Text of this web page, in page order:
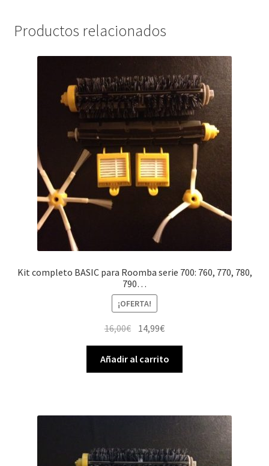
Productos relacionados
Kit completo BASIC para Roomba serie 700: 760, 770, 780,
790…
¡OFERTA!
16,00€ El
precio
original
era:
14,99€El
precio
actual
es:
Añadir al carrito